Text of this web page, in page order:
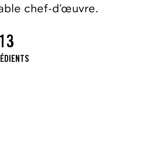
chef-d’œuvre.
13